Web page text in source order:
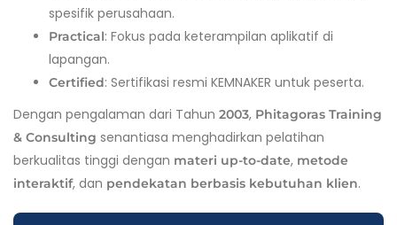
spesifik perusahaan.
Practical: Fokus pada keterampilan aplikatif di
lapangan.
Certified: Sertifikasi resmi KEMNAKER untuk peserta.
Dengan pengalaman dari Tahun 2003, Phitagoras Training
& Consulting senantiasa menghadirkan pelatihan
berkualitas tinggi dengan materi up-to-date, metode
interaktif, dan pendekatan berbasis kebutuhan klien.